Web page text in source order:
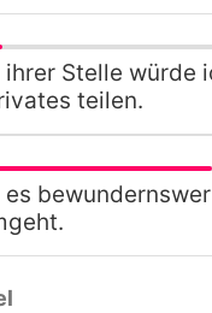
ihrer Stelle würde
teilen.